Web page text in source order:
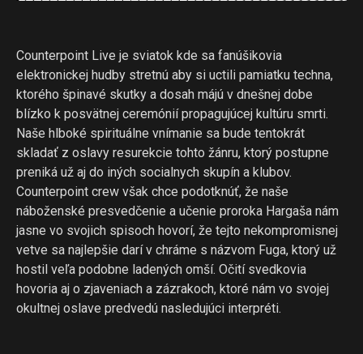
Counterpoint Live je sviatok kde sa fanúšikovia
elektronickej hudby stretnú aby si uctili pamiatku techna,
ktorého špinavé skutky a dosah májú v dnešnej dobe
blízko k posvätnej ceremónií propagujúcej kultúru smrti.
Naše hlboké spirituálne vnímanie sa bude tentokrát
skladať z oslavy resurekcie tohto žánru, ktorý postupne
preniká už aj do iných socialnych skupín a klubov.
Counterpoint crew však chce podotknúť, že naše
náboženské presvedčenie a učenie proroka Hargaša nám
jasne vo svojich spisoch hovorí, že tejto nekompromisnej
vetve sa najlepšie darí v chráme s názvom Fuga, ktorý už
hostil veľa podobne ladených omší. Očití svedkovia
hovoria aj o zjaveniach a zázrakoch, ktoré nám vo svojej
okultnej oslave predvedú nasledujúci interpréti.